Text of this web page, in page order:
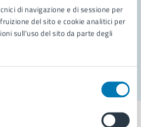
di navigazione e di sessione per
del sito e cookie analitici per
sull'uso del sito da parte degli